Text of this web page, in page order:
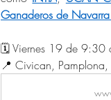
Ganaderos de
🗓️ Viernes 19 de 9:30
📍 Civican, Pamplona,